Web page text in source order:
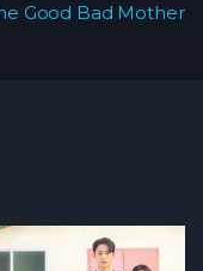
Good Bad Mother